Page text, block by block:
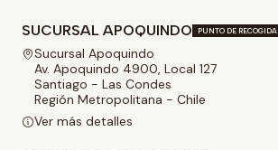
SUCURSAL APOQUINDO PUNTO DE RECOGIDA
Sucursal Apoquindo
Av. Apoquindo 4900, Local 127
Santiago - Las Condes
Región Metropolitana - Chile
Ver más detalles